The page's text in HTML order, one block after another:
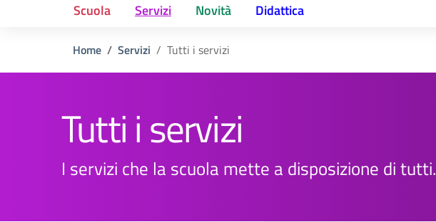
Scuola Servizi Novità Didattica
Home Servizi Tutti i servizi
Tutti i servizi
I servizi che la scuola mette a disposizione di tutti.